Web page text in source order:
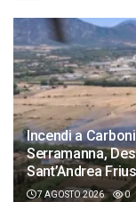
Incendi a
Serramanna,
Sant’Andrea Frius
7 AGOSTO 2026 0